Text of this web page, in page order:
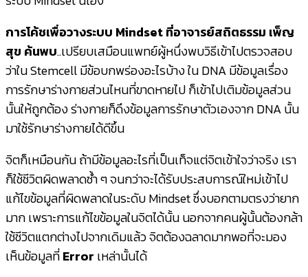
การโค้ชเพื่อวางระบบ Mindset ที่อาจารย์สถิตธรรม เพ็ญ
สุข ค้นพบ..เปรียบเสมือนแพทย์ผู้หนึ่งพบวิธีเข้าไปตรวจสอบ
ว่าใน Stemcell มีข้อบกพร่องอะไรบ้าง ใน DNA มีข้อมูลเรื่อง
การรักษาร่างกายส่วนไหนที่ขาดหายไป ก็เข้าไปเติมข้อมูลส่วน
นั้นให้ถูกต้อง ร่างกายก็ดึงข้อมูลการรักษาตัวเองจาก DNA นั้น
มาใช้รักษาร่างกายได้ดีขึ้น
จิตก็เหมือนกัน ถ้ามีข้อมูลอะไรที่เป็นเท็จแต่จิตเข้าใจว่าจริง เรา
ก็ใช้ชีวิตผิดพลาดซ้ำ ๆ จนกว่าจะได้รับประสบการณ์ใหม่เข้าไป
แก้ไขข้อมูลที่ผิดพลาดในระดับ Mindset ซึ่งบอกตามตรงว่ายาก
มาก เพราะการแก้ไขข้อมูลในจิตได้นั้น นอกจากคนผู้นั้นต้องกล้า
ใช้ชีวิตแตกต่างไปจากเดิมแล้ว จิตต้องฉลาดมากพอที่จะมอง
เห็นข้อมูลที่Error เหล่านั้นได้